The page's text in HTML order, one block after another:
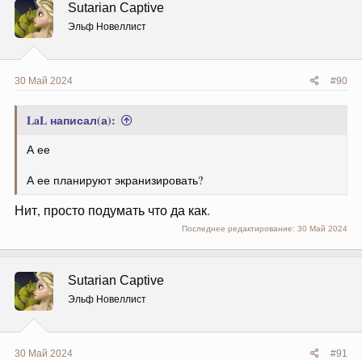
Sutarian Captive
Эльф Новеллист
30 Май 2024 #90
LaL написал(а):
А ее
А ее планируют экранизировать?
Нит, просто подумать что да как.
Последнее редактирование: 30 Май 2024
Sutarian Captive
Эльф Новеллист
30 Май 2024 #91